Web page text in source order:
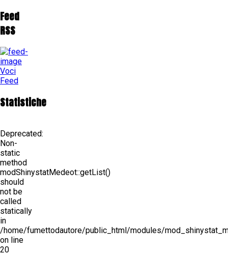
Feed
RSS
Voci
Feed
Statistiche
Deprecated:
Non-
static
method
modShinystatMedeot::getList()
should
not be
called
statically
in
/home/fumettodautore/public_html/modules/
on line
20